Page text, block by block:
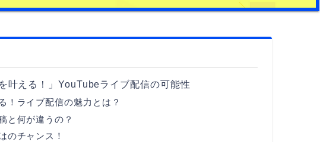
叶える！」YouTubeライブ配信の可能性
！ライブ配信の魅力とは？
と何が違うの？
のチャンス！